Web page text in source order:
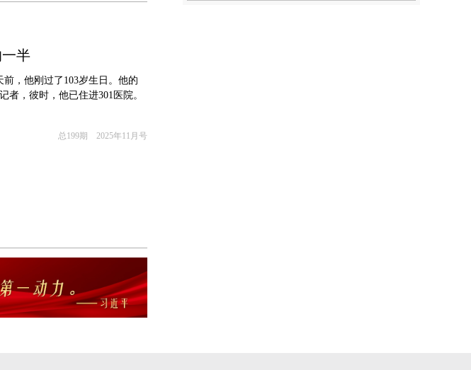
半
前，他刚过了103岁生日。他的
者，彼时，他已住进301医院。
总199期 2025年11月号